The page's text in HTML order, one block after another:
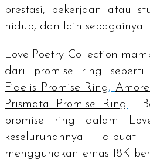
prestasi, pekerjaan atau
hidup, dan lain sebagainya.
Love Poetry Collection
dari
promise ring
Fidelis Promise Ring,
Prismata Promise Ring.
promise ring dalam
keseluruhannya
menggunakan emas 18K